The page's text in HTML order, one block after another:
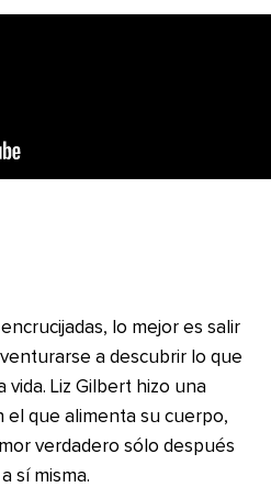
lo mejor es salir
a descubrir lo que
Liz Gilbert hizo una
el que alimenta su cuerpo,
verdadero sólo después
sí misma.